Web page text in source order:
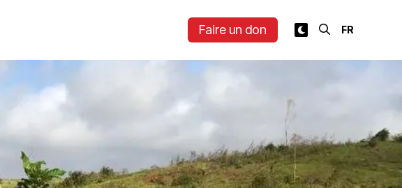
Faire un don